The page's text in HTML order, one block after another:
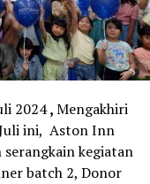
2024,Mengakhiri
ini, Aston Inn
serangkain kegiatan
batch 2, Donor